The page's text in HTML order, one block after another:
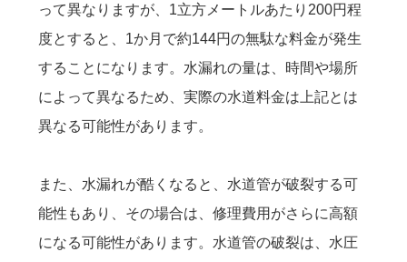
って異なりますが、1立方メートルあたり200円程
度とすると、1か月で約144円の無駄な料金が発生
することになります。水漏れの量は、時間や場所
によって異なるため、実際の水道料金は上記とは
異なる可能性があります。
また、水漏れが酷くなると、水道管が破裂する可
能性もあり、その場合は、修理費用がさらに高額
になる可能性があります。水道管の破裂は、水圧